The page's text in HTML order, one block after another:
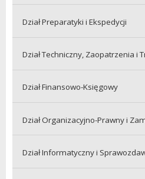
Dział Preparatyki i Ekspedycji
Dział Techniczny, Zaopatrzenia i
Dział Finansowo-Księgowy
Dział Organizacyjno-Prawny i
Dział Informatyczny i